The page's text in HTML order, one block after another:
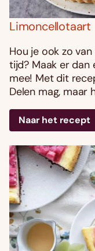
Limoncellotaart
Hou je ook zo
tijd? Maak er dan
mee! Met dit
Delen mag, maar
Naar het recept